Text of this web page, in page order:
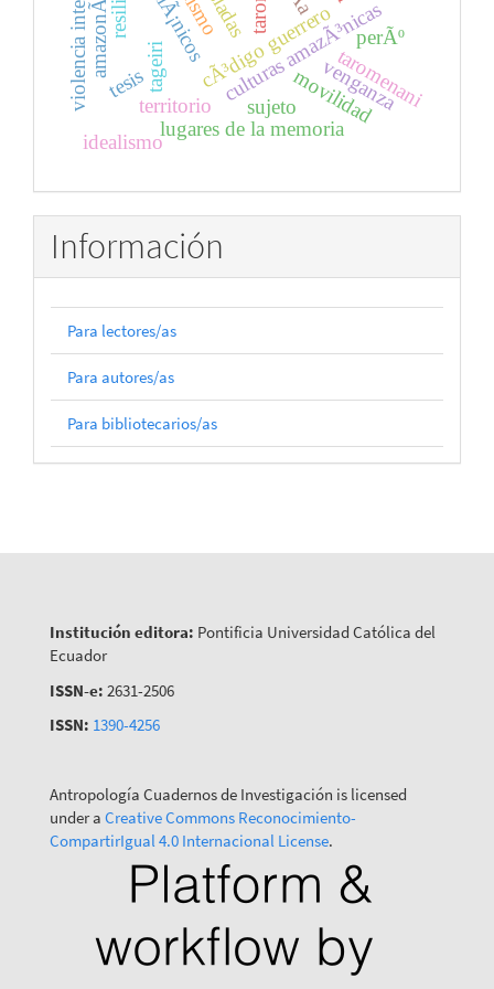
culturas amazÃ³nicas
movilidad
cÃ³digo guerrero
territorio
lugares de la memoria
tageiri
amazonÃ­a taromenani
perÃº
idealismo
tesis venganza
sujeto
Información
Para lectores/as
Para autores/as
Para bibliotecarios/as
Institución editora: Pontificia Universidad Católica del
Ecuador
ISSN-e: 2631-2506
ISSN: 1390-4256
Antropología Cuadernos de Investigación is licensed
under a Creative Commons Reconocimiento-
CompartirIgual 4.0 Internacional License.